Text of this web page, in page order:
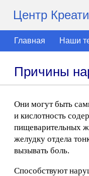
Центр
Главная Наши
Причины
Они могут быть
и кислотность
пищеварительных
желудку отдела
вызывать боль.
Способствуют